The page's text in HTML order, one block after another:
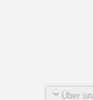
Über